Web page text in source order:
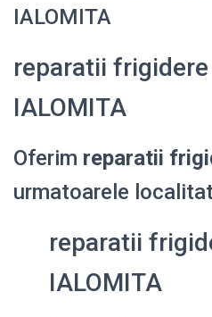
IALOMITA
reparatii
IALOMITA
Oferim reparatii
urmatoarele
reparatii
IALOMITA